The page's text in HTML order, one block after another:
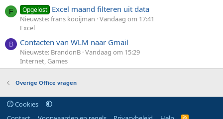
F Opgelost Excel maand filteren uit data
Nieuwste: frans kooijman Vandaag om 17:41
Excel
B Contacten van WLM naar Gmail
Nieuwste: BrandonB Vandaag om 15:29
Internet, Games
Overige Office vragen
Cookies
R